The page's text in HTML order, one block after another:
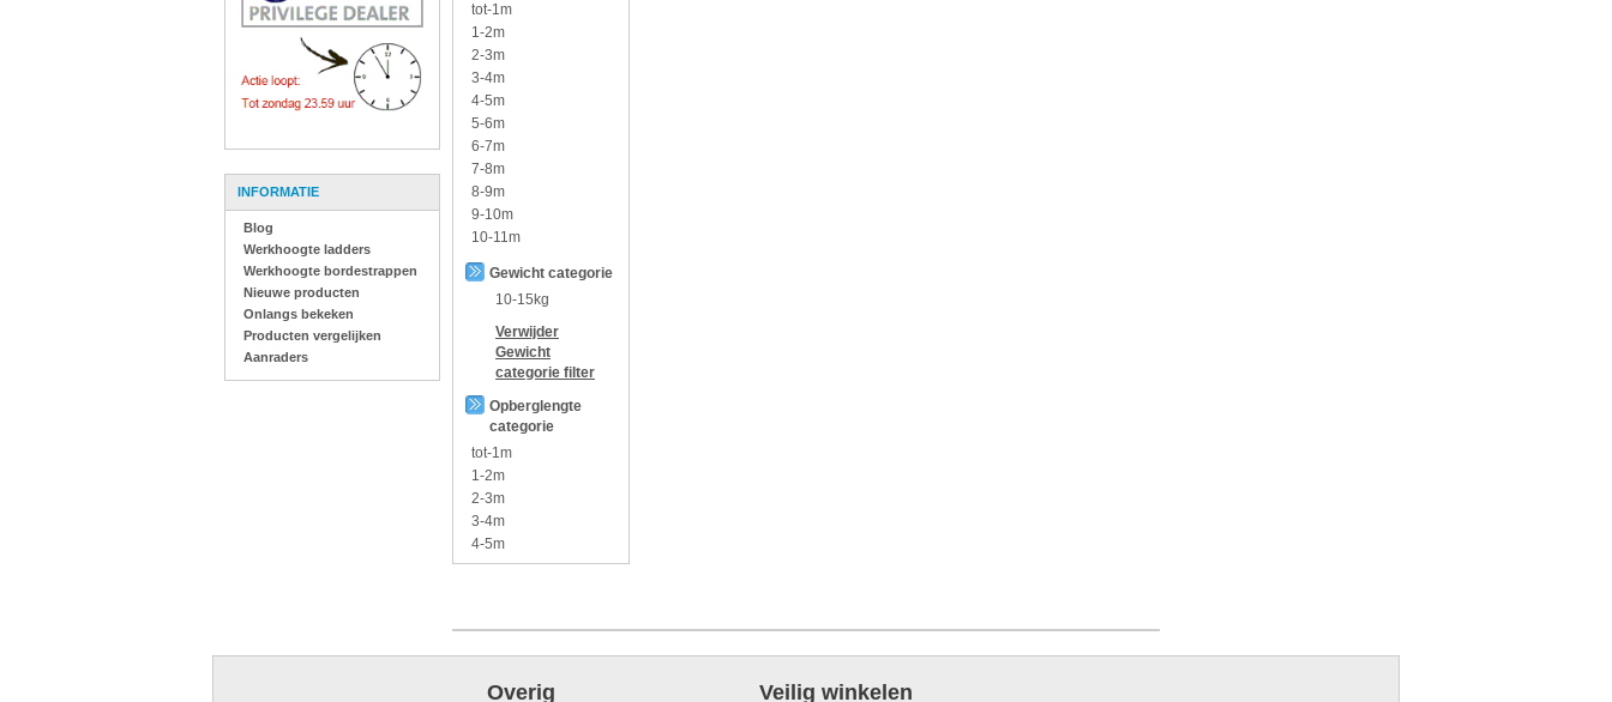
INFORMATIE
Blog
Werkhoogte ladders
Werkhoogte bordestrappen
Nieuwe producten
Onlangs bekeken
Producten vergelijken
Aanraders
tot-1m
1-2m
2-3m
3-4m
4-5m
5-6m
6-7m
7-8m
8-9m
9-10m
10-11m
Gewicht categorie
10-15kg
Verwijder
Gewicht
categorie filter
Opberglengte
categorie
tot-1m
1-2m
2-3m
3-4m
4-5m
Overig Veilig winkelen